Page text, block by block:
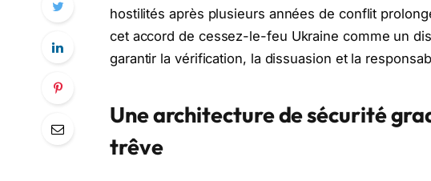
hostilités après plusieurs années de conflit
cet accord de cessez-le-feu Ukraine comme un
garantir la vérification, la dissuasion et la
Une architecture de sécurité
trêve